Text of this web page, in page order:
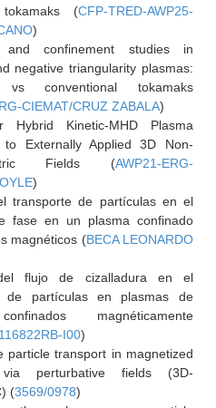
tokamaks (CFP-TRED-AWP25-
)
and confinement studies in
negative triangularity plasmas:
vs conventional tokamaks
CIEMAT/CRUZ ZABALA)
Hybrid Kinetic-MHD Plasma
to Externally Applied 3D Non-
Fields (AWP21-ERG-
)
transporte de partículas en el
fase en un plasma confinado
magnéticos (BECA LEONARDO
flujo de cizalladura en el
de partículas en plasmas de
magnéticamente
I00)
particle transport in magnetized
via perturbative fields (3D-
(3569/0978)